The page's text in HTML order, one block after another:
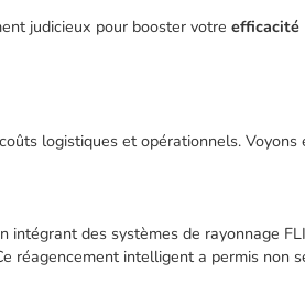
judicieux pour booster votre efficacité
logistiques et opérationnels. Voyons
des systèmes de rayonnage
réagencement intelligent a permis non